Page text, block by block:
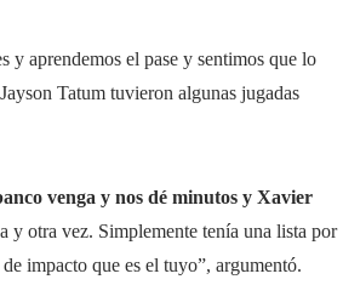
y aprendemos el pase y sentimos que lo
Tatum tuvieron algunas jugadas
venga y nos dé minutos y Xavier
y otra vez. Simplemente tenía una lista por
impacto que es el tuyo”, argumentó.